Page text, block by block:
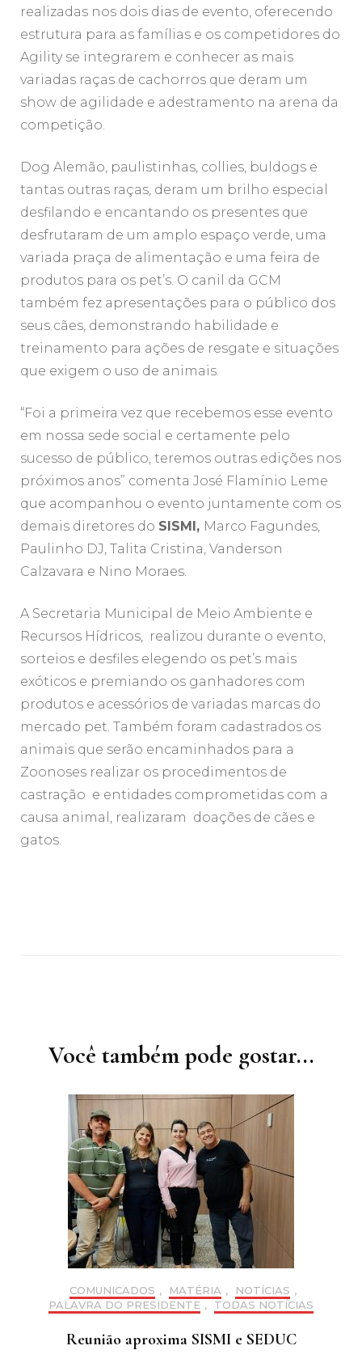
realizadas nos dois dias de evento, oferecendo
estrutura para as famílias e os competidores do
Agility se integrarem e conhecer as mais
variadas raças de cachorros que deram um
show de agilidade e adestramento na arena da
competição.
Dog Alemão, paulistinhas, collies, buldogs e
tantas outras raças, deram um brilho especial
desfilando e encantando os presentes que
desfrutaram de um amplo espaço verde, uma
variada praça de alimentação e uma feira de
produtos para os pet’s. O canil da GCM
também fez apresentações para o público dos
seus cães, demonstrando habilidade e
treinamento para ações de resgate e situações
que exigem o uso de animais.
“Foi a primeira vez que recebemos esse evento
em nossa sede social e certamente pelo
sucesso de público, teremos outras edições nos
próximos anos” comenta José Flamínio Leme
que acompanhou o evento juntamente com os
demais diretores do SISMI, Marco Fagundes,
Paulinho DJ, Talita Cristina, Vanderson
Calzavara e Nino Moraes.
A Secretaria Municipal de Meio Ambiente e
Recursos Hídricos, realizou durante o evento,
sorteios e desfiles elegendo os pet’s mais
exóticos e premiando os ganhadores com
produtos e acessórios de variadas marcas do
mercado pet. Também foram cadastrados os
animais que serão encaminhados para a
Zoonoses realizar os procedimentos de
castração e entidades comprometidas com a
causa animal, realizaram doações de cães e
gatos.
postVocê também pode gostar...
COMUNICADOS , MATÉRIA , NOTÍCIAS ,
PALAVRA DO PRESIDENTE , TODAS NOTÍCIAS
Reunião aproxima SISMI e SEDUC